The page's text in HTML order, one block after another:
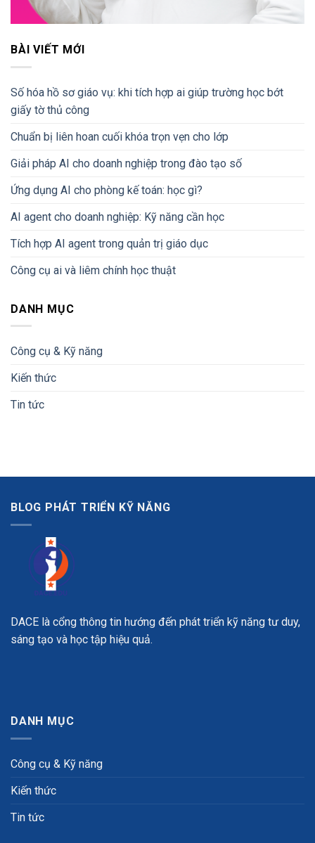
BÀI VIẾT MỚI
Số hóa hồ sơ giáo vụ: khi tích hợp ai giúp trường học bớt
giấy tờ thủ công
Chuẩn bị liên hoan cuối khóa trọn vẹn cho lớp
Giải pháp AI cho doanh nghiệp trong đào tạo số
Ứng dụng AI cho phòng kế toán: học gì?
AI agent cho doanh nghiệp: Kỹ năng cần học
Tích hợp AI agent trong quản trị giáo dục
Công cụ ai và liêm chính học thuật
DANH MỤC
Công cụ & Kỹ năng
Kiến thức
Tin tức
BLOG PHÁT TRIỂN KỸ NĂNG
DACE là cổng thông tin hướng đến phát triển kỹ năng tư duy,
sáng tạo và học tập hiệu quả.
DANH MỤC
Công cụ & Kỹ năng
Kiến thức
Tin tức